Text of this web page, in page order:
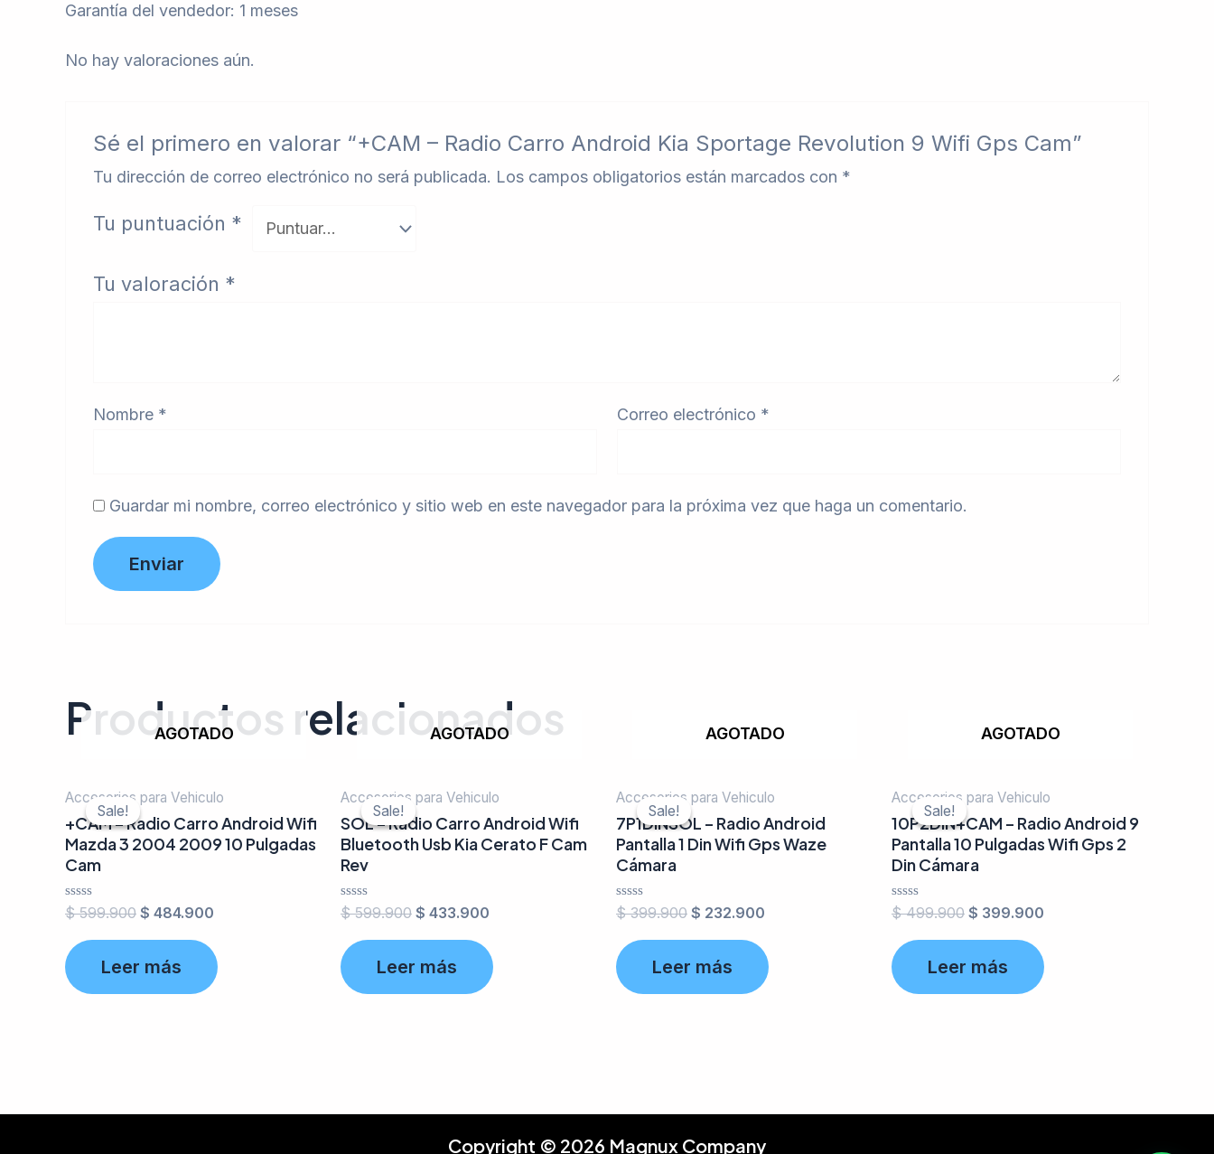
Garantía del vendedor: 1 meses
No hay valoraciones aún.
Sé el primero en valorar “+CAM – Radio Carro Android Kia Sportage Revolution 9 Wifi Gps Cam”
Tu dirección de correo electrónico no será publicada. Los campos obligatorios están marcados con *
Tu puntuación *
Tu valoración *
Nombre * Correo electrónico *
Guardar mi nombre, correo electrónico y sitio web en este navegador para la próxima vez que haga un comentario.
Productos relacionados
Sale!
AGOTADO
Sale!
Accesorios para Vehiculo
+CAM – Radio Carro Android Wifi
Mazda 3 2004 2009 10 Pulgadas
Cam
Valorado
en
de
5
$599.900 $ 484.900
Leer más
Sale!
AGOTADO
Sale!
Accesorios para Vehiculo
SOL – Radio Carro Android Wifi
Bluetooth Usb Kia Cerato F Cam
Rev
Valorado
en
de
5
$599.900 $ 433.900
Leer más
Sale!
AGOTADO
Sale!
Accesorios para Vehiculo
7P1DINSOL – Radio Android
Pantalla 1 Din Wifi Gps Waze
Cámara
Valorado
en
de
5
$399.900 $ 232.900
Leer más
Sale!
AGOTADO
Sale!
Accesorios para Vehiculo
10P2DIN+CAM – Radio Android 9
Pantalla 10 Pulgadas Wifi Gps 2
Din Cámara
Valorado
en
de
5
$499.900 $ 399.900
Leer más
Copyright © 2026 Magnux Company